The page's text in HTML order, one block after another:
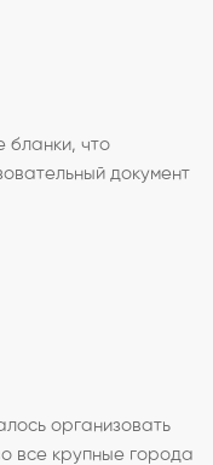
бланки, что
документ
организовать
все крупные города